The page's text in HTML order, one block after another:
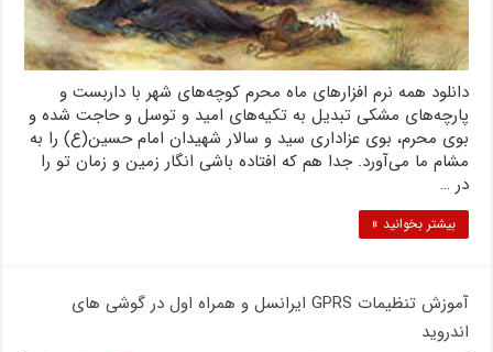
دانلود همه نرم افزارهای ماه محرم کوچه‌های شهر با داربست و
پارچه‌های مشکی تبدیل به تکیه‌های امید و توسل و حاجت شده و
بوی محرم، بوی عزاداری سید و سالار شهیدان امام حسین(ع) را به
مشام ما می‌آورد. جدا هم که افتاده باشی انگار زمین و زمان تو را
در …
بیشتر بخوانید »
آموزش تنظیمات GPRS ایرانسل و همراه اول در گوشی های
اندروید